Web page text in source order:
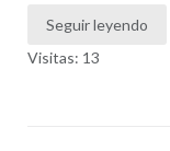
Seguir leyendo
Visitas: 13